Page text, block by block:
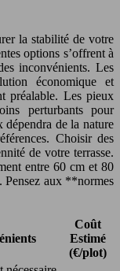
la stabilité de votre
options s’offrent à
inconvénients. Les
économique et
préalable. Les pieux
perturbants pour
de la nature
Choisir des
de votre terrasse.
entre 60 cm et 80
Pensez aux **normes
Coût
Estimé
(€/plot)